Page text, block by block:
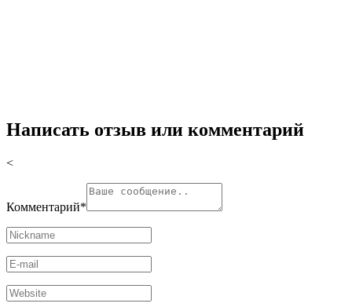
Написать отзыв или комментарий
<
Комментарий*